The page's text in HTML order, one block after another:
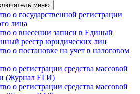
меню
о государственной регистрации
лица
о внесении записи в Единый
реестр юридических лиц
о постановке на учет в налоговом
о регистрации средства массовой
(Журнал ЕГИ)
о регистрации средства массовой